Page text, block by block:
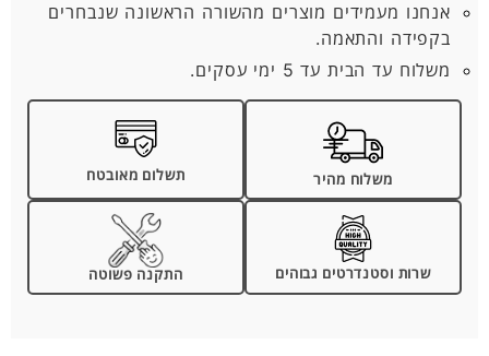
אנחנו מעמידים מוצרים מהשורה הראשונה שנבחרים
בקפידה והתאמה.
משלוח עד הבית עד 5 ימי עסקים.
משלוח מהיר תשלום מאובטח
שרות וסטנדרטים גבוהים התקנה פשוטה